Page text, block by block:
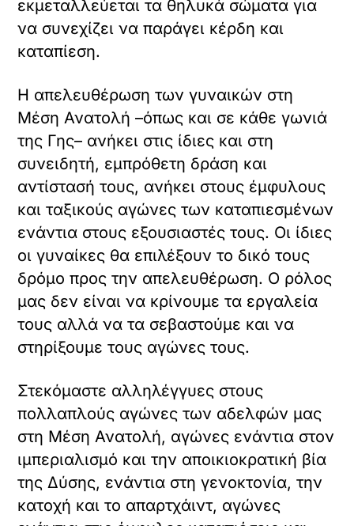
εκμεταλλεύεται τα θηλυκά σώματα για
να συνεχίζει να παράγει κέρδη και
καταπίεση.
Η απελευθέρωση των γυναικών στη
Μέση Ανατολή –όπως και σε κάθε γωνιά
της Γης– ανήκει στις ίδιες και στη
συνειδητή, εμπρόθετη δράση και
αντίστασή τους, ανήκει στους έμφυλους
και ταξικούς αγώνες των καταπιεσμένων
ενάντια στους εξουσιαστές τους. Οι ίδιες
οι γυναίκες θα επιλέξουν το δικό τους
δρόμο προς την απελευθέρωση. Ο ρόλος
μας δεν είναι να κρίνουμε τα εργαλεία
τους αλλά να τα σεβαστούμε και να
στηρίξουμε τους αγώνες τους.
Στεκόμαστε αλληλέγγυες στους
πολλαπλούς αγώνες των αδελφών μας
στη Μέση Ανατολή, αγώνες ενάντια στον
ιμπεριαλισμό και την αποικιοκρατική βία
της Δύσης, ενάντια στη γενοκτονία, την
κατοχή και το απαρτχάιντ, αγώνες